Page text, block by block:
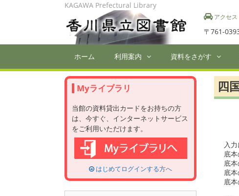
アクセス
〒761-
KAGAWA Prefectural Library
ホーム 利用案内 資料をさがす
四
底
底
底
底
Myライブラリ
当館の資料貸出カードをお持ちの方
は、今すぐ、インターネットサービス
をご利用いただけます。
はじめてログインする方へ